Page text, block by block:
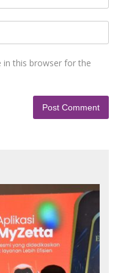
in this browser for the